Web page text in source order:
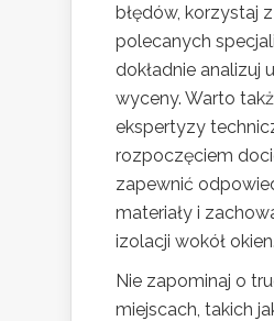
błędów, korzystaj z
polecanych
dokładnie analizuj
wyceny. Warto
ekspertyzy
rozpoczęciem
zapewnić
materiały i
izolacji wokół okien.
Nie zapominaj o
miejscach, takich